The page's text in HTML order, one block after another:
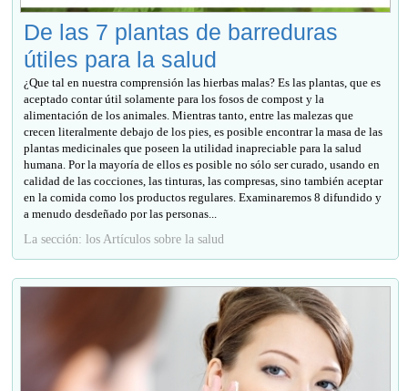
De las 7 plantas de barreduras
útiles para la salud
¿Que tal en nuestra comprensión las hierbas malas? Es las plantas, que es
aceptado contar útil solamente para los fosos de compost y la
alimentación de los animales. Mientras tanto, entre las malezas que
crecen literalmente debajo de los pies, es posible encontrar la masa de las
plantas medicinales que poseen la utilidad inapreciable para la salud
humana. Por la mayoría de ellos es posible no sólo ser curado, usando en
calidad de las cocciones, las tinturas, las compresas, sino también aceptar
en la comida como los productos regulares. Examinaremos 8 difundido y
a menudo desdeñado por las personas...
La sección: los Artículos sobre la salud